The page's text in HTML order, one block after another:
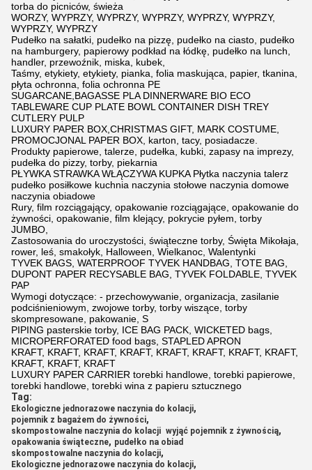
torba do picniców, świeża
WORZY, WYPRZY, WYPRZY, WYPRZY, WYPRZY, WYPRZY,
WYPRZY, WYPRZY
Pudełko na sałatki, pudełko na pizzę, pudełko na ciasto, pudełko
na hamburgery, papierowy podkład na łódkę, pudełko na lunch,
handler, przewoźnik, miska, kubek,
Taśmy, etykiety, etykiety, pianka, folia maskująca, papier, tkanina,
płyta ochronna, folia ochronna PE
SUGARCANE,BAGASSE PLA DINNERWARE BIO ECO
TABLEWARE CUP PLATE BOWL CONTAINER DISH TREY
CUTLERY PULP
LUXURY PAPER BOX,CHRISTMAS GIFT, MARK COSTUME,
PROMOCJONAL PAPER BOX, karton, tacy, posiadacze.
Produkty papierowe, talerze, pudełka, kubki, zapasy na imprezy,
pudełka do pizzy, torby, piekarnia
PŁYWKA STRAWKA WŁĄCZYWA KUPKA Płytka naczynia talerz
pudełko posiłkowe kuchnia naczynia stołowe naczynia domowe
naczynia obiadowe
Rury, film rozciągający, opakowanie rozciągające, opakowanie do
żywności, opakowanie, film klejący, pokrycie pyłem, torby
JUMBO,
Zastosowania do uroczystości, świąteczne torby, Święta Mikołaja,
rower, leś, smakołyk, Halloween, Wielkanoc, Walentynki
TYVEK BAGS, WATERPROOF TYVEK HANDBAG, TOTE BAG,
DUPONT PAPER RECYSABLE BAG, TYVEK FOLDABLE, TYVEK
PAP
Wymogi dotyczące: - przechowywanie, organizacja, zasilanie
podciśnieniowym, zwojowe torby, torby wiszące, torby
skompresowane, pakowanie, S
PIPING pasterskie torby, ICE BAG PACK, WICKETED bags,
MICROPERFORATED food bags, STAPLED APRON
KRAFT, KRAFT, KRAFT, KRAFT, KRAFT, KRAFT, KRAFT, KRAFT,
KRAFT, KRAFT, KRAFT
LUXURY PAPER CARRIER torebki handlowe, torebki papierowe,
torebki handlowe, torebki wina z papieru sztucznego
Tag:
Ekologiczne jednorazowe naczynia do kolacji,
pojemnik z bagażem do żywności,
skompostowalne naczynia do kolacji wyjąć pojemnik z żywnością,
opakowania świąteczne, pudełko na obiad
skompostowalne naczynia do kolacji,
Ekologiczne jednorazowe naczynia do kolacji,